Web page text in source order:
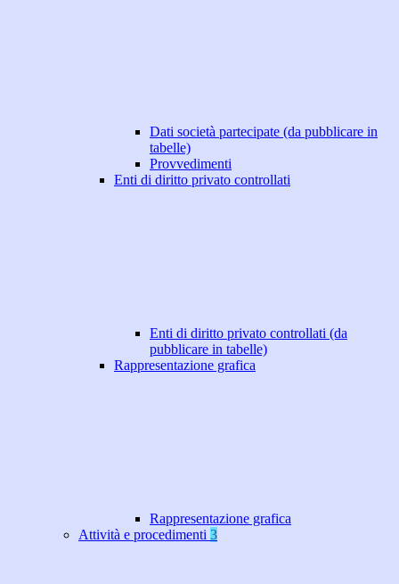
Dati società partecipate (da pubblicare in
tabelle)
Provvedimenti
Enti di diritto privato controllati
Enti di diritto privato controllati (da
pubblicare in tabelle)
Rappresentazione grafica
Rappresentazione grafica
Attività e procedimenti 3